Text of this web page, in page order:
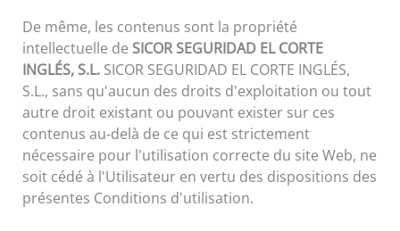
De même, les contenus sont la propriété
intellectuelle de SICOR SEGURIDAD EL CORTE
INGLÉS, S.L.SICOR SEGURIDAD EL CORTE INGLÉS,
S.L., sans qu'aucun des droits d'exploitation ou tout
autre droit existant ou pouvant exister sur ces
contenus au-delà de ce qui est strictement
nécessaire pour l'utilisation correcte du site Web, ne
soit cédé à l'Utilisateur en vertu des dispositions des
présentes Conditions d'utilisation.